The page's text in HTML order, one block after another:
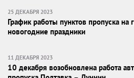
25 ДЕКАБРЯ 2023
График работы пунктов пропуска на
новогодние праздники
11 ДЕКАБРЯ 2023
10 декабря возобновлена работа